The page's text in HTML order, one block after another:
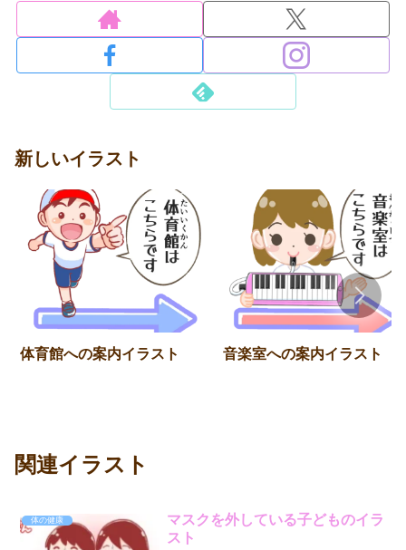
新しいイラスト
体育館への案内イラスト 音楽室への案内イラスト
関連イラスト
体の健康
マスクを外している子どものイラ
スト